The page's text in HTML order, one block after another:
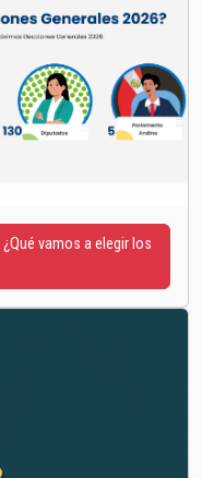
vamos a elegir los